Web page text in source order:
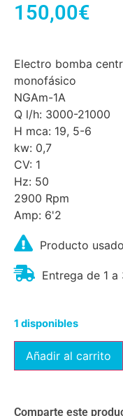
150,00€
Electro bomba
monofásico
NGAm-1A
Q l/h: 3000-21000
H mca: 19, 5-6
kw: 0,7
CV: 1
Hz: 50
2900 Rpm
Amp: 6'2
Producto usado
Entrega de 1
1 disponibles
Añadir al carrito
Comparte este